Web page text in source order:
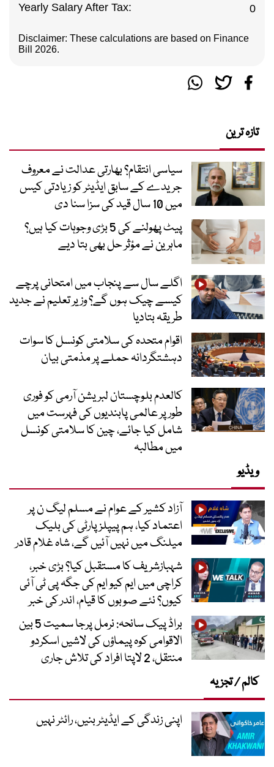
Yearly Salary After Tax:
0
Disclaimer: These calculations are based on Finance
Bill 2026.
تازہ ترین
سیاسی انتقام؟ بھارتی عدالت نے معروف
جریدے کے سابق ایڈیٹر کو زیادتی کیس
میں 10 سال قید کی سزا سنا دی
پیٹ پھولنے کی 5 بڑی وجوہات کیا ہیں؟
ماہرین نے مؤثر حل بھی بتا دیے
اگلے سال سے پنجاب میں امتحانی پرچے
کیسے چیک ہوں گے؟ وزیر تعلیم نے جدید
طریقہ بتادیا
اقوام متحدہ کی سلامتی کونسل کا سوات
دہشتگردانہ حملے پر مذمتی بیان
کالعدم بلوچستان لبریشن آرمی کو فوری
طور پر عالمی پابندیوں کی فہرست میں
شامل کیا جائے، چین کا سلامتی کونسل
میں مطالبہ
ویڈیو
آزاد کشیر کے عوام نے مسلم لیگ ن پر
اعتماد کیا، ہم پیپلز پارٹی کی بلیک
میلنگ میں نہیں آئیں گے، شاہ غلام قادر
شہبازشریف کا مستقبل کیا؟ بڑی خبر،
کراچی میں ایم کیو ایم کی جگہ پی ٹی آئی
کیوں؟ نئے صوبوں کا قیام، اندر کی خبر
براڈ پیک سانحہ: نرمل پرجا سمیت 5 بین
الاقوامی کوہ پیماؤں کی لاشیں اسکردو
منتقل، 2 لاپتا افراد کی تلاش جاری
کالم / تجزیہ
اپنی زندگی کے ایڈیٹر بنیں، رائٹر نہیں